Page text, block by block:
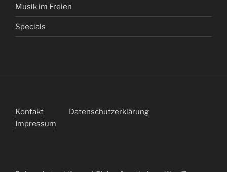
Musik im Freien
Specials
Kontakt
Datenschutzerklärung
Impressum